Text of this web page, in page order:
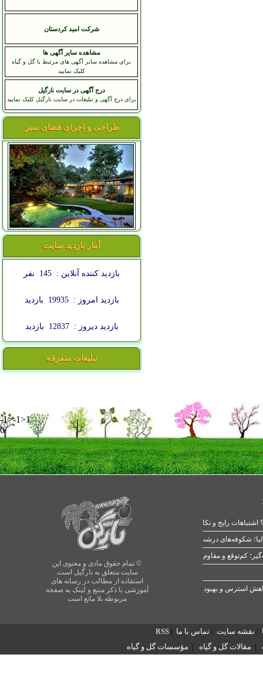
شرکت امید کردستان
مشاهده سایر آگهی ها
برای مشاهده سایر آگهی های مرتبط با گل و گیاه
کلیک نمایید
درج آگهی در سایت نارگیل
برای درج آگهی و تبلیغات در سایت نارگیل کلیک نمایید
طراحی و اجرای فضای سبز
آمار بازدید سایت
بازدید کننده آنلاین : 145 نفر
بازدید امروز : 19935 بازدید
بازدید دیروز : 12837 بازدید
تبلیغات متفرقه
-1>-1>1
0
© تمام حقوق مادی و معنوی این
سایت متعلق به نارگیل است.
استفاده از مطالب در رسانه های
آموزشی با ذکر منبع و لینک به صفحه
مربوطه بلا مانع است
رایج و نکات طلایی
شکوفه‌های درشت در بهار
| نقشه سایت | تماس با ما |
RSS
| مقالات گل و گیاه | مؤسسات گل و گیاه